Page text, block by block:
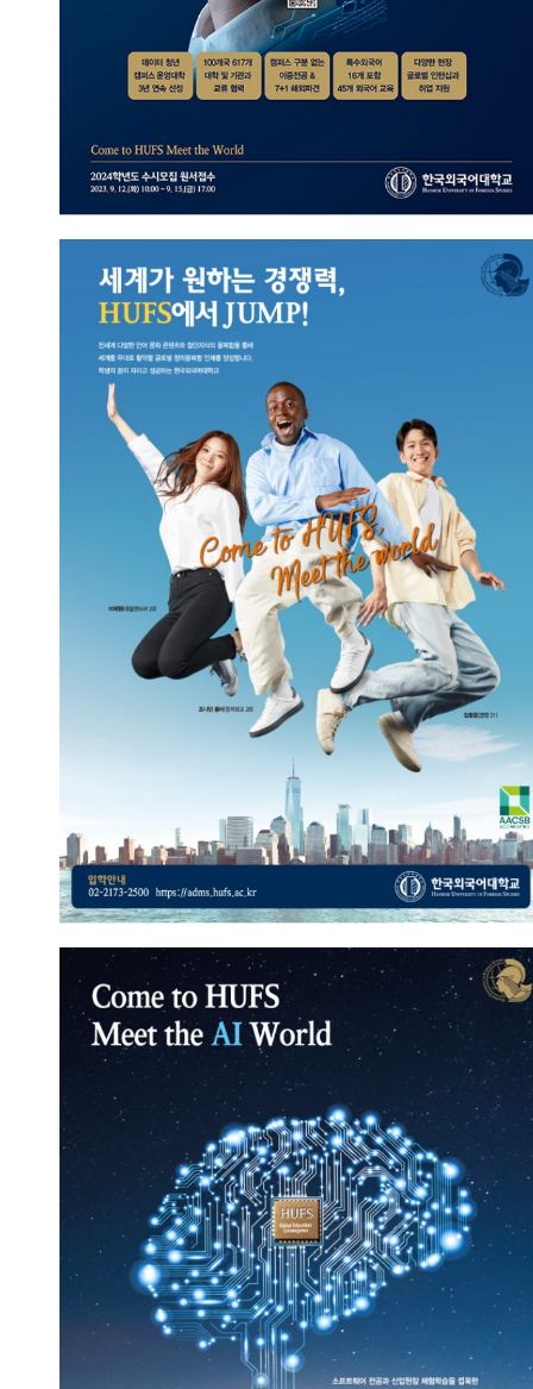
HUFS에서 JUMP!
2023.09.13
총관리자
Meet the AI World!
2023.09.13
총관리자